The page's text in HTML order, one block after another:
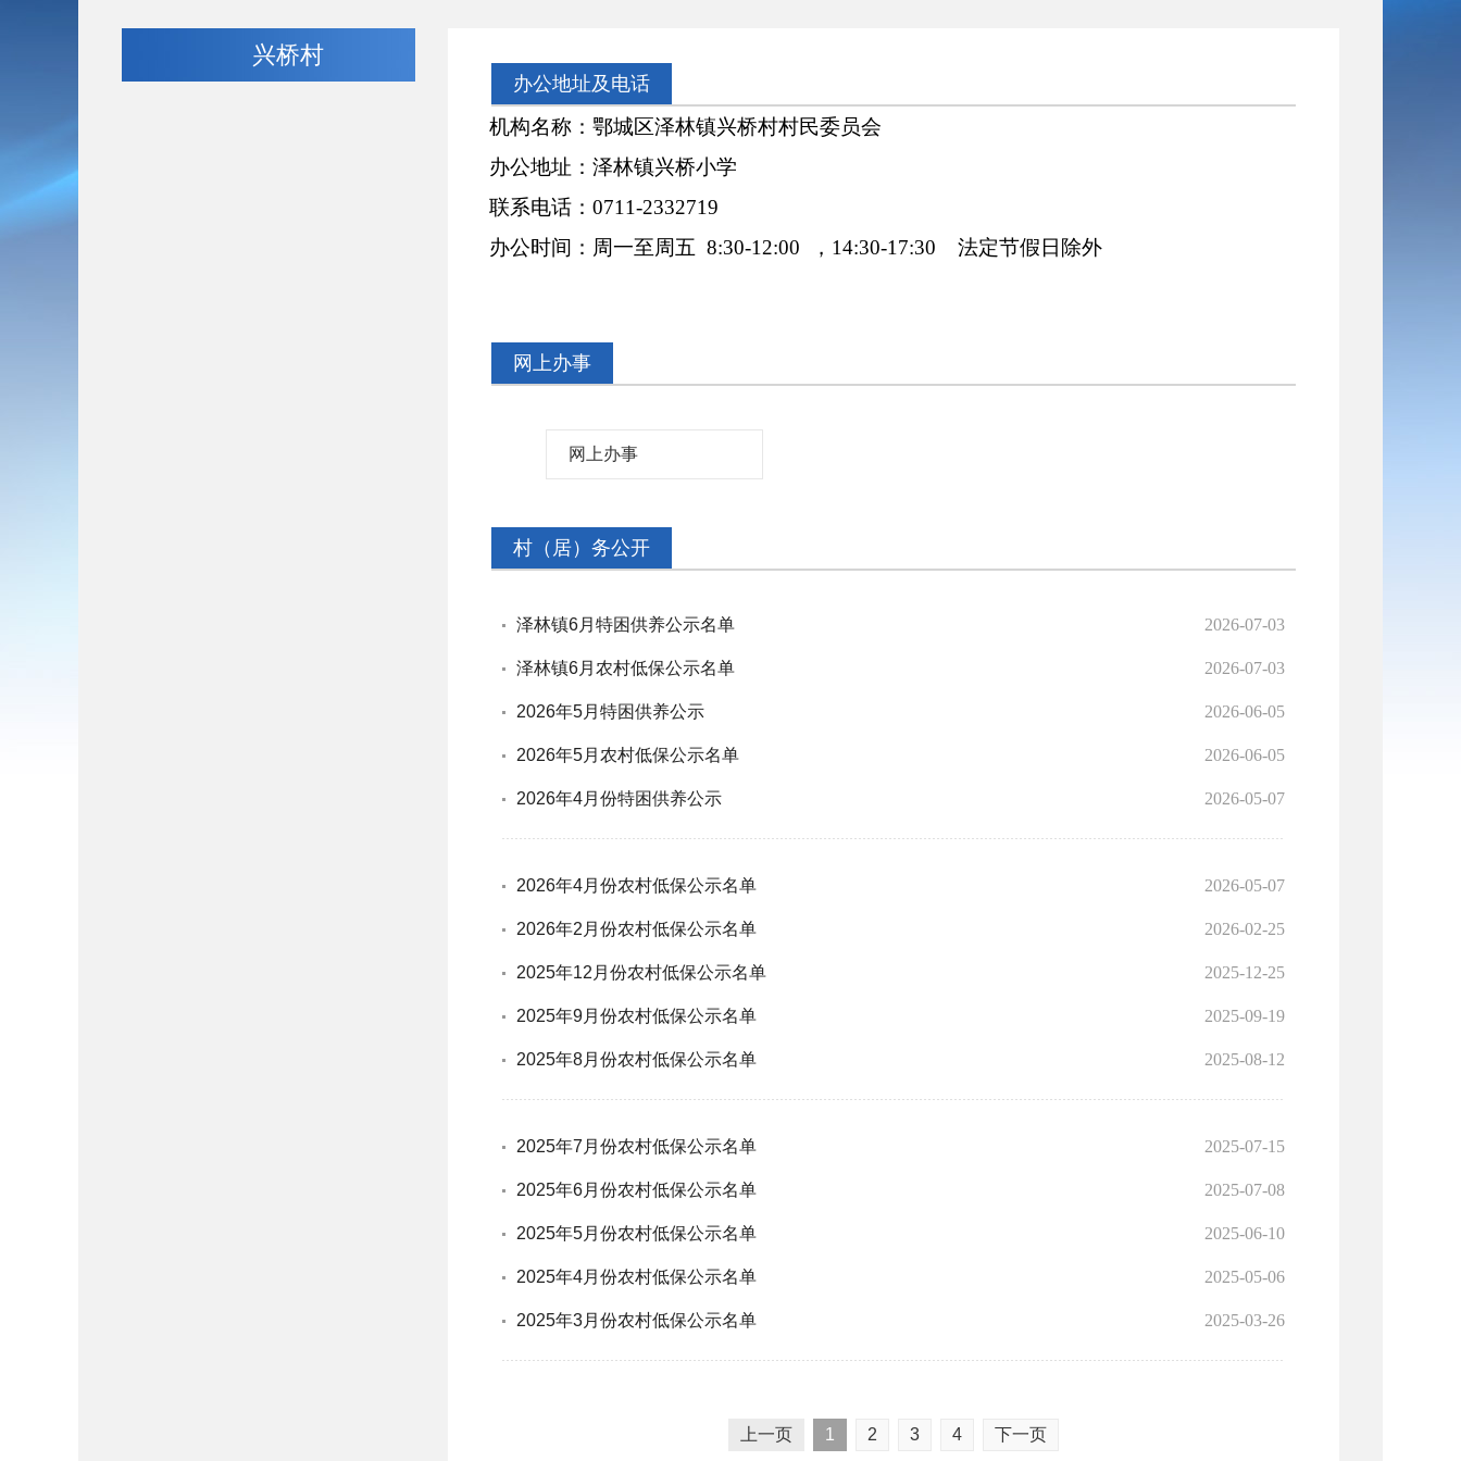
兴桥村
办公地址及电话
机构名称：鄂城区泽林镇兴桥村村民委员会
办公地址：泽林镇兴桥小学
联系电话：0711-2332719
办公时间：周一至周五 8:30-12:00 ，14:30-17:30 法定节假日除外
网上办事
网上办事
村（居）务公开
泽林镇6月特困供养公示名单 2026-07-03
泽林镇6月农村低保公示名单 2026-07-03
2026年5月特困供养公示 2026-06-05
2026年5月农村低保公示名单 2026-06-05
2026年4月份特困供养公示 2026-05-07
2026年4月份农村低保公示名单 2026-05-07
2026年2月份农村低保公示名单 2026-02-25
2025年12月份农村低保公示名单 2025-12-25
2025年9月份农村低保公示名单 2025-09-19
2025年8月份农村低保公示名单 2025-08-12
2025年7月份农村低保公示名单 2025-07-15
2025年6月份农村低保公示名单 2025-07-08
2025年5月份农村低保公示名单 2025-06-10
2025年4月份农村低保公示名单 2025-05-06
2025年3月份农村低保公示名单 2025-03-26
上一页 1 2 3 4 下一页